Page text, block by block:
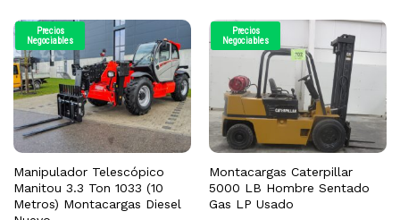
Precios
Negociables
Manipulador Telescópico
Manitou 3.3 Ton 1033 (10
Metros) Montacargas Diesel
Precios
Negociables
Montacargas Caterpillar
5000 LB Hombre Sentado
Gas LP Usado